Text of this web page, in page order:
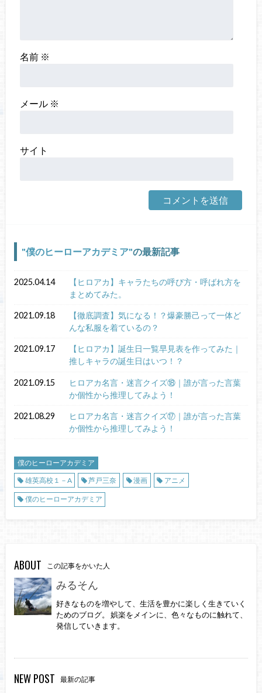
名前 ※
メール ※
サイト
僕のヒーローアカデミア の最新記事
2025.04.14
【ヒロアカ】キャラたちの呼び方・呼ばれ方を
まとめてみた。
2021.09.18
【徹底調査】気になる！？爆豪勝己って一体ど
んな私服を着ているの？
2021.09.17
【ヒロアカ】誕生日一覧早見表を作ってみた｜
推しキャラの誕生日はいつ！？
2021.09.15
ヒロアカ名言・迷言クイズ⑱｜誰が言った言葉
か個性から推理してみよう！
2021.08.29
ヒロアカ名言・迷言クイズ⑰｜誰が言った言葉
か個性から推理してみよう！
僕のヒーローアカデミア
雄英高校１－A
芦戸三奈 漫画 アニメ
僕のヒーローアカデミア
ABOUT この記事をかいた人
みるそん
好きなものを増やして、生活を豊かに楽しく生きていく
ためのブログ。 娯楽をメインに、色々なものに触れて、
発信していきます。
NEW POST 最新の記事